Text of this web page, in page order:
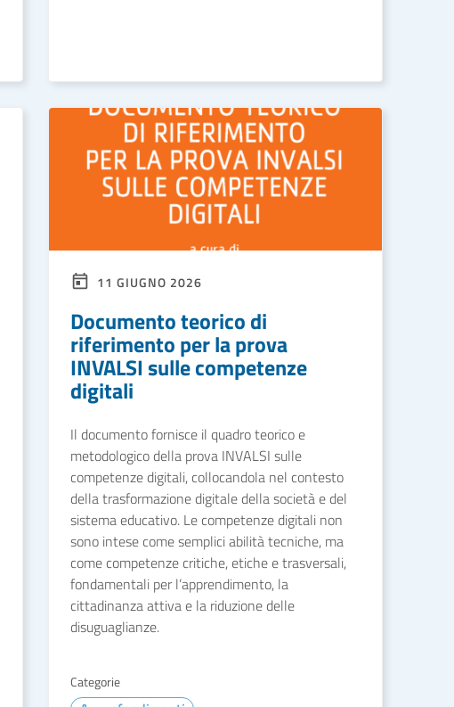
11 GIUGNO 2026
Documento teorico di
riferimento per la prova
INVALSI sulle competenze
digitali
Il documento fornisce il quadro teorico e
metodologico della prova INVALSI sulle
competenze digitali, collocandola nel contesto
della trasformazione digitale della società e del
sistema educativo. Le competenze digitali non
sono intese come semplici abilità tecniche, ma
come competenze critiche, etiche e trasversali,
fondamentali per l’apprendimento, la
cittadinanza attiva e la riduzione delle
disuguaglianze.
Categorie